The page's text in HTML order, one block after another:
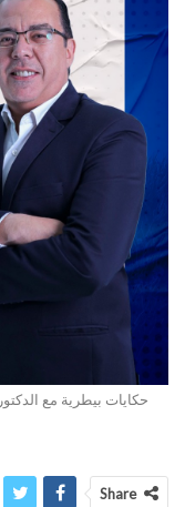
حكايات بيطرية مع
Share